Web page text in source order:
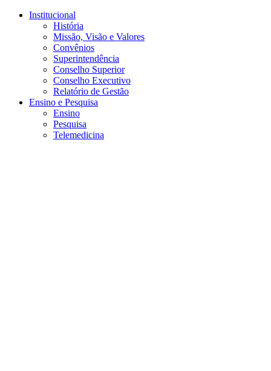
Conteúdo principal
Institucional
História
Missão, Visão e Valores
Convênios
Superintendência
Conselho Superior
Conselho Executivo
Relatório de Gestão
Ensino e Pesquisa
Ensino
Pesquisa
Telemedicina